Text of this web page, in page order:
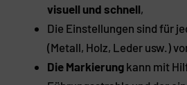
visuell und schnell,
Die Einstellungen sind für
(Metall, Holz, Leder usw.)
Die Markierung kann mit